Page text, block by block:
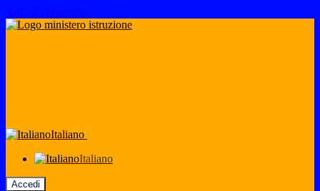
Italiano
Italiano
Accedi